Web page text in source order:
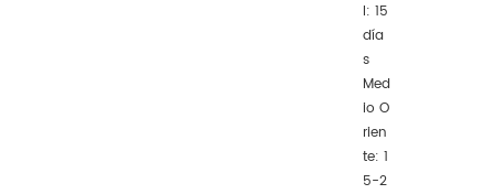
l: 15
día
s
Med
io O
rien
te: 1
5-2